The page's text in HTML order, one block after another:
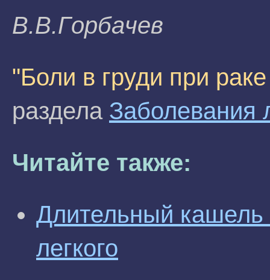
B.B.Гopбaчeв
"Боли в груди при раке
раздела Заболевания
Читайте также:
Длительный кашель
легкого